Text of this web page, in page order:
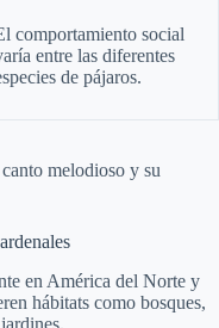
comportamiento social
entre las diferentes
de pájaros.
melodioso y su
en América del Norte y
hábitats como bosques,